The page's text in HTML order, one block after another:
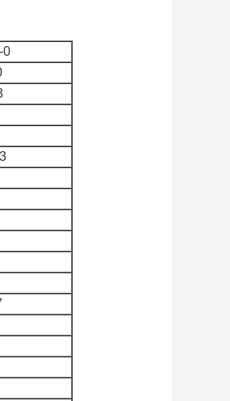
0